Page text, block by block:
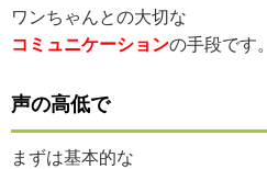
ワンちゃんとの大切な
コミュニケーションの手段です。
声の高低で
まずは基本的な